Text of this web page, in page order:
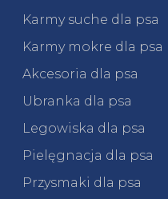
Karmy suche dla psa
Karmy mokre dla psa
Akcesoria dla psa
Ubranka dla psa
Legowiska dla psa
Pielęgnacja dla psa
Przysmaki dla psa